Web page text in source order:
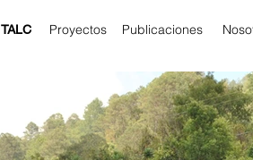
TALC Proyectos Publicaciones